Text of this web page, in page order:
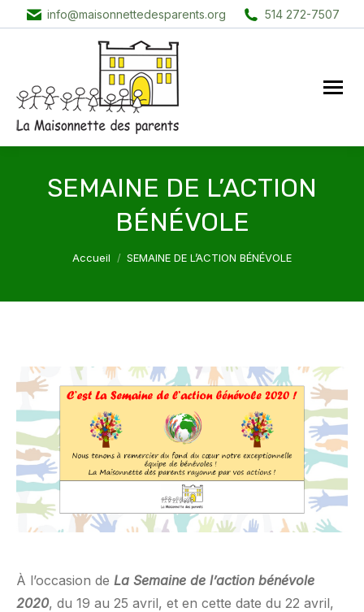
info@maisonnettedesparents.org 514 272-7507
SEMAINE DE L’ACTION
BÉNÉVOLE
Vous êtes ici :
Accueil SEMAINE DE L’ACTION BÉNÉVOLE
À l’occasion de La Semaine de l’action bénévole
2020, du 19 au 25 avril, et en cette date du 22 avril,